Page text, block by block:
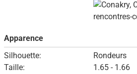
Apparence
Silhouette:
Rondeurs
Taille:
1.65 - 1.66